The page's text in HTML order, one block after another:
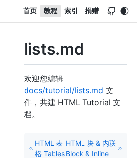
首页 教程 索引 捐赠
lists.md
欢迎您编辑
docs/tutorial/lists.md 文
件，共建 HTML Tutorial 文
档。
HTML 表
格 Tables
HTML 块 & 内联
Block & Inline